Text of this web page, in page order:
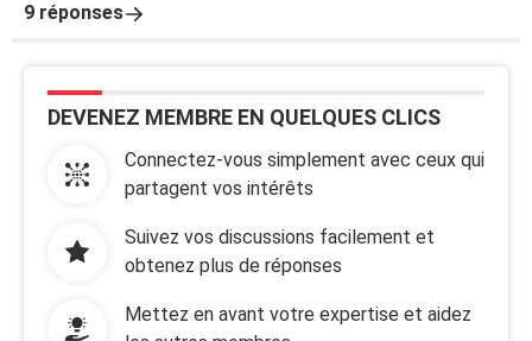
9 réponses
DEVENEZ MEMBRE EN QUELQUES CLICS
Connectez-vous simplement avec ceux qui
partagent vos intérêts
Suivez vos discussions facilement et
obtenez plus de réponses
Mettez en avant votre expertise et aidez